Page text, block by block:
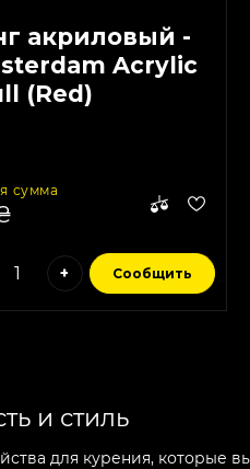
акриловый -
Acrylic
(Red)
сумма
+ Сообщить
и стиль
для курения, которые